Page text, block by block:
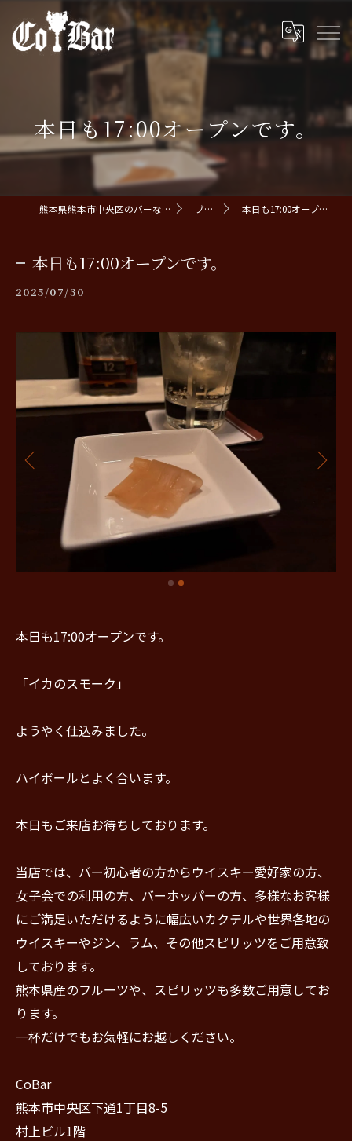
本日も17:00オープンです。
熊本県熊本市中央区のバーならCoBar ブログ 本日も17:00オープンです。
本日も17:00オープンです。
2025/07/30
本日も17:00オープンです。
「イカのスモーク」
ようやく仕込みました。
ハイボールとよく合います。
本日もご来店お待ちしております。
当店では、バー初心者の方からウイスキー愛好家の方、
女子会での利用の方、バーホッパーの方、多様なお客様
にご満足いただけるように幅広いカクテルや世界各地の
ウイスキーやジン、ラム、その他スピリッツをご用意致
しております。
熊本県産のフルーツや、スピリッツも多数ご用意してお
ります。
一杯だけでもお気軽にお越しください。
CoBar
熊本市中央区下通1丁目8-5
村上ビル1階